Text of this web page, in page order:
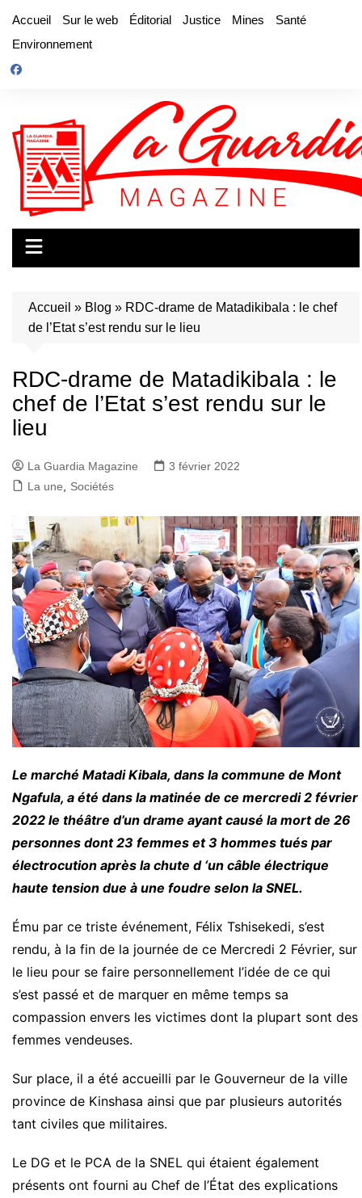
contenu
Accueil Sur le web Éditorial Justice Mines
Santé
Environnement
Accueil » Blog » RDC-drame de Matadikibala : le chef
de l’Etat s’est rendu sur le lieu
RDC-drame de Matadikibala : le
chef de l’Etat s’est rendu sur le
lieu
La Guardia Magazine
3 février 2022
La une
Sociétés
Le marché Matadi Kibala, dans la commune de Mont
Ngafula, a été dans la matinée de ce mercredi 2 février
2022 le théâtre d’un drame ayant causé la mort de 26
personnes dont 23 femmes et 3 hommes tués par
électrocution après la chute d ‘un câble électrique
haute tension due à une foudre selon la SNEL.
Ému par ce triste événement, Félix Tshisekedi, s’est
rendu, à la fin de la journée de ce Mercredi 2 Février, sur
le lieu pour se faire personnellement l’idée de ce qui
s’est passé et de marquer en même temps sa
compassion envers les victimes dont la plupart sont des
femmes vendeuses.
Sur place, il a été accueilli par le Gouverneur de la ville
province de Kinshasa ainsi que par plusieurs autorités
tant civiles que militaires.
Le DG et le PCA de la SNEL qui étaient également
présents ont fourni au Chef de l’État des explications